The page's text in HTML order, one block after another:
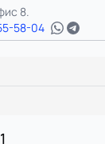
8.
58-04